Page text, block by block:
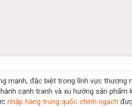
mạnh, đặc biệt trong lĩnh vực thương
cạnh tranh và xu hướng sản
nhập hàng trung quốc chính ngạch